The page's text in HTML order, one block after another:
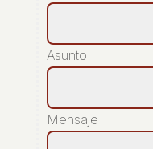
Asunto
Mensaje